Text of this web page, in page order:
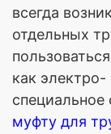
всегда
отдельных
как
специальное
муфту для